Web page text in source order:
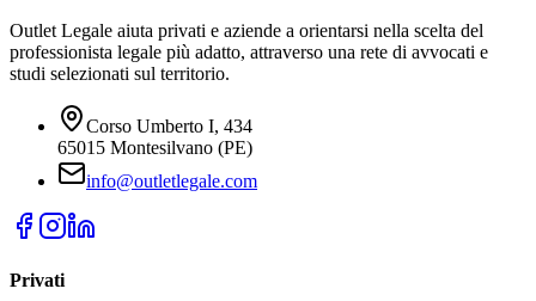
Outlet Legale aiuta privati e aziende a orientarsi nella scelta del
professionista legale più adatto, attraverso una rete di avvocati e
studi selezionati sul territorio.
Corso Umberto I, 434
65015 Montesilvano (PE)
info@outletlegale.com
Privati